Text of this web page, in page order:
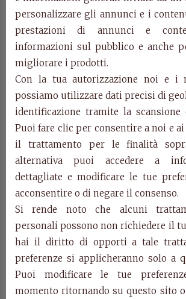
Art. 0608 –
Art. 0608
Half-moon desk in solid cherry with
cm w. 105 d. 55 h. 90
Edera Collection Products
Related Products
personalizzare gli annunci e i
prestazioni di annunci e
informazioni sul pubblico e anche
migliorare i prodotti.
Con la tua autorizzazione noi e i
possiamo utilizzare dati precisi di
identificazione tramite la scansione
Puoi fare clic per consentire a noi e
il trattamento per le finalità
alternativa puoi accedere a
dettagliate e modificare le tue
acconsentire o di negare il consenso.
Si rende noto che alcuni
personali possono non richiedere il
hai il diritto di opporti a tale
preferenze si applicheranno solo a
Puoi modificare le tue
momento ritornando su questo sito